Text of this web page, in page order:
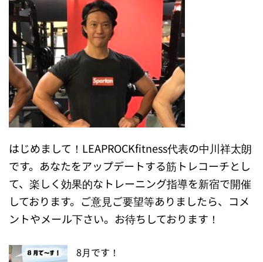
はじめまして！LEAPROCKfitness代表の中川祥太朗
です。あなたをアップデートする筋トレコーチとし
て、楽しく効果的なトレーニング指導を新宿で開催
しております。ご意見ご要望等ありましたら、コメ
ントやメール下さい。お待ちしております！
8月です！